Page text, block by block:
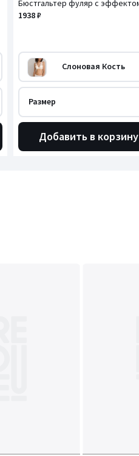
1938 ₽
Слоновая Кость
Размер
Добавить в корзину